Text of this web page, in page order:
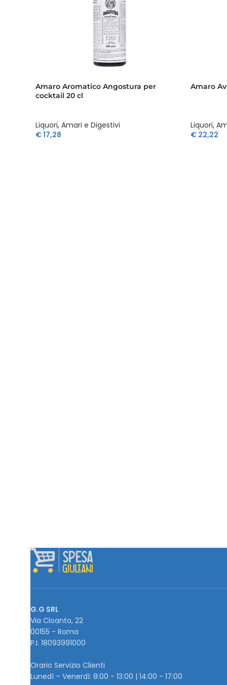
Amaro Aromatico Angostura per
cocktail 20 cl
Liquori, Amari e Digestivi
€17,28
Amaro
Liquori,
€22,22
G.G SRL
Via Cloanto, 22
00155 - Roma
P.I. ‭18093991000
Orario Servizio Clienti
Lunedì – Venerdì: 8:00 - 13:00 | 14:00 - 17:00